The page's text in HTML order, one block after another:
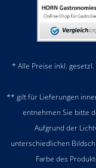
* Alle Preise inkl.
** gilt für Lieferungen
entnehmen Sie bitte
Aufgrund der
unterschiedlichen
Farbe des